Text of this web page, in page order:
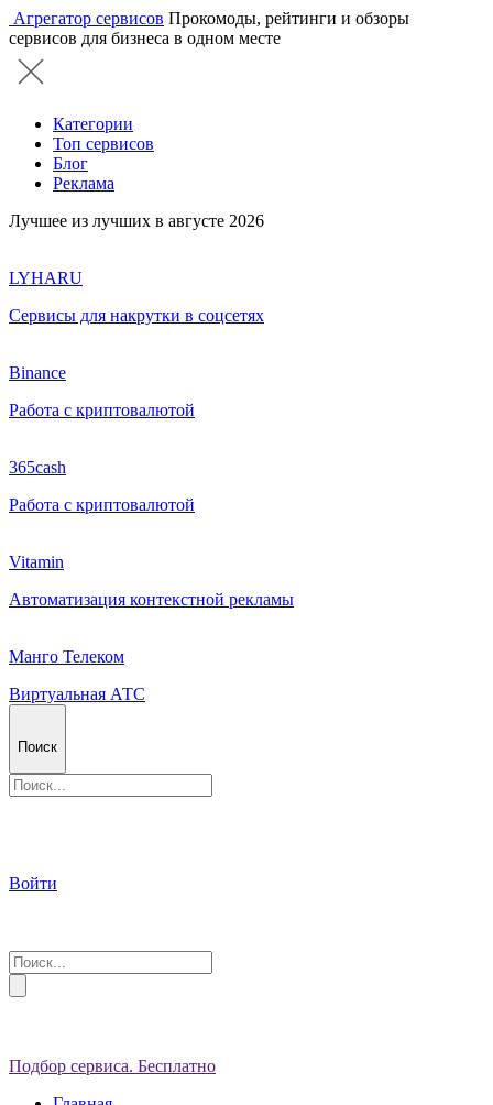
Агрегатор сервисов Прокомоды, рейтинги и обзоры
сервисов для бизнеса в одном месте
Категории
Топ сервисов
Блог
Реклама
Лучшее из лучших в августе 2026
LYHARU
Сервисы для накрутки в соцсетях
Binance
Работа с криптовалютой
365cash
Работа с криптовалютой
Vitamin
Автоматизация контекстной рекламы
Манго Телеком
Виртуальная АТС
Поиск
Войти
Подбор сервиса. Бесплатно